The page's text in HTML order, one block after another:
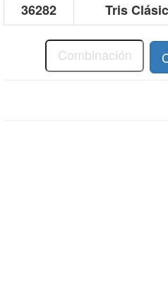
36282
Tris